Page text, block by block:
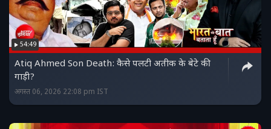
54:49
Atiq Ahmed Son Death: कैसे पलटी अतीक के बेटे की
गाड़ी?
अगस्त 06, 2026 22:08 pm IST